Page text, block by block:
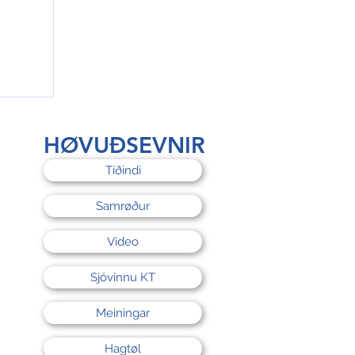
HØVUÐSEVNIR
Tíðindi
Samrøður
Video
Sjóvinnu KT
Meiningar
Hagtøl